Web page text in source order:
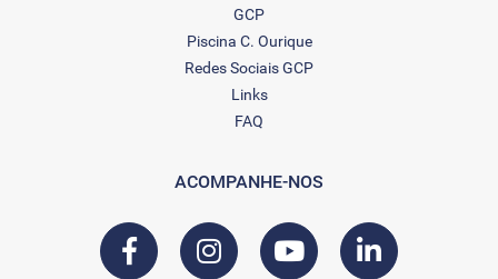
GCP
Piscina C. Ourique
Redes Sociais GCP
Links
FAQ
ACOMPANHE-NOS